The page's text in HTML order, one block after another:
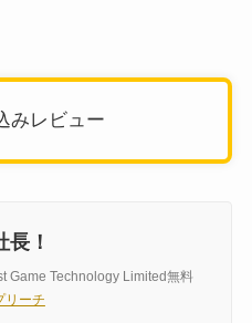
みレビュー
長！
Game Technology Limited無料
リーチ